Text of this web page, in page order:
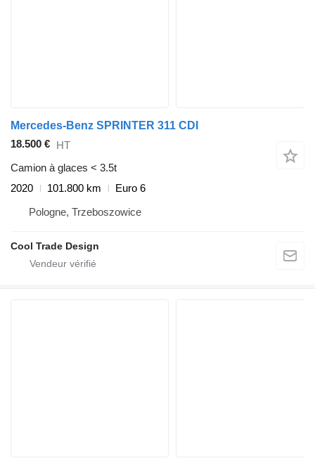
Mercedes-Benz SPRINTER 311 CDI
18.500 € HT
Camion à glaces < 3.5t
2020
101.800 km
Euro 6
Pologne, Trzeboszowice
Cool Trade Design